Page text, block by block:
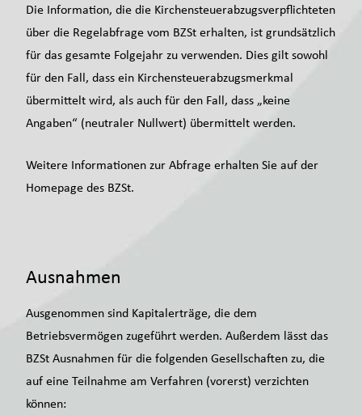
Die Information, die die Kirchensteuerabzugsverpflichteten
über die Regelabfrage vom BZSt erhalten, ist grundsätzlich
für das gesamte Folgejahr zu verwenden. Dies gilt sowohl
für den Fall, dass ein Kirchensteuerabzugsmerkmal
übermittelt wird, als auch für den Fall, dass „keine
Angaben“ (neutraler Nullwert) übermittelt werden.
Weitere Informationen zur Abfrage erhalten Sie auf der
Homepage des BZSt.
Ausnahmen
Ausgenommen sind Kapitalerträge, die dem
Betriebsvermögen zugeführt werden. Außerdem lässt das
BZSt Ausnahmen für die folgenden Gesellschaften zu, die
auf eine Teilnahme am Verfahren (vorerst) verzichten
können: